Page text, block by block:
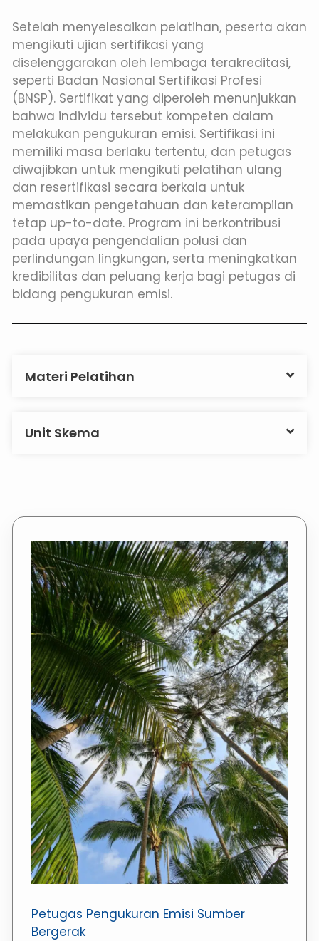
Setelah menyelesaikan pelatihan, peserta akan
mengikuti ujian sertifikasi yang
diselenggarakan oleh lembaga terakreditasi,
seperti Badan Nasional Sertifikasi Profesi
(BNSP). Sertifikat yang diperoleh menunjukkan
bahwa individu tersebut kompeten dalam
melakukan pengukuran emisi. Sertifikasi ini
memiliki masa berlaku tertentu, dan petugas
diwajibkan untuk mengikuti pelatihan ulang
dan resertifikasi secara berkala untuk
memastikan pengetahuan dan keterampilan
tetap up-to-date. Program ini berkontribusi
pada upaya pengendalian polusi dan
perlindungan lingkungan, serta meningkatkan
kredibilitas dan peluang kerja bagi petugas di
bidang pengukuran emisi.
Materi Pelatihan
Unit Skema
Petugas Pengukuran Emisi Sumber
Bergerak